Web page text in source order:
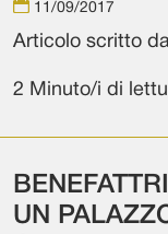
11/09/2017
Articolo scritto
2 Minuto/i di
UN